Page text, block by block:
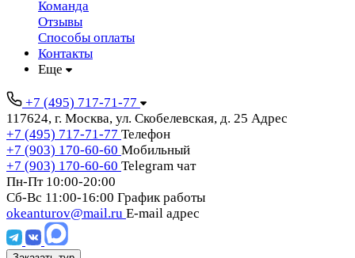
Команда
Отзывы
Способы оплаты
Контакты
Еще
+7 (495) 717-71-77
117624, г. Москва, ул. Скобелевская, д. 25 Адрес
+7 (495) 717-71-77 Телефон
+7 (903) 170-60-60 Мобильный
+7 (903) 170-60-60 Telegram чат
Пн-Пт 10:00-20:00
Сб-Вс 11:00-16:00 График работы
okeanturov@mail.ru E-mail адрес